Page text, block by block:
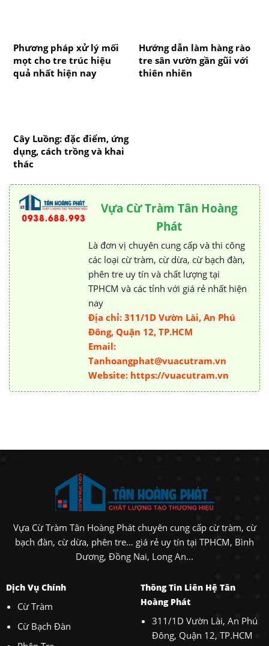
Phương pháp xử lý mối
mọt cho tre trúc hiệu
quả nhất hiện nay
Hướng dẫn làm hàng rào
tre sân vườn gần gũi với
thiên nhiên
Cây Luồng: đặc điểm, ứng
dụng, cách trồng và khai
thác
Vựa Cừ Tràm Tân Hoàng
Phát
Là đơn vị chuyên cung cấp và thi công
các loại cừ tràm, cừ dừa, cừ bạch đàn,
phên tre uy tín và chất lượng tại
TPHCM và các tỉnh với giá rẻ nhất hiện
nay
Địa chỉ: 311/1D Vườn Lài, An Phú
Đông, Quận 12, TP.HCM
Email:
Tanhoangphat@vuacutram.vn
Website: https://vuacutram.vn
Vựa Cừ Tràm Tân Hoàng Phát chuyên cung cấp cừ tràm, cừ
bạch đàn, cừ dừa, phên tre… giá rẻ uy tín tại TPHCM, Bình
Dương, Đồng Nai, Long An...
Dịch Vụ Chính
Cừ Tràm
Cừ Bạch Đàn
Thông Tin Liên Hệ Tân
Hoàng Phát
311/1D Vườn Lài, An Phú
Đông, Quận 12, TP.HCM